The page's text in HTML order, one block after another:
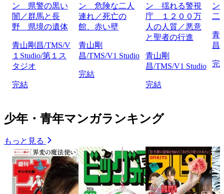
ン 県警の黒い
闇／群馬と長
野 県境の遺体
青山剛昌/TMS/V
１Studio/第１ス
タジオ
完結
ン 危険な二人
連れ／死亡の
館、赤い壁
青山剛
昌/TMS/V1 Studio
完結
ン 揺れる警視
庁 １２００万
人の人質／悪意
と聖者の行進
青山剛
昌/TMS/V1 Studio
完結
ン
二
青
昌
完
少年・青年マンガランキング
もっと見る